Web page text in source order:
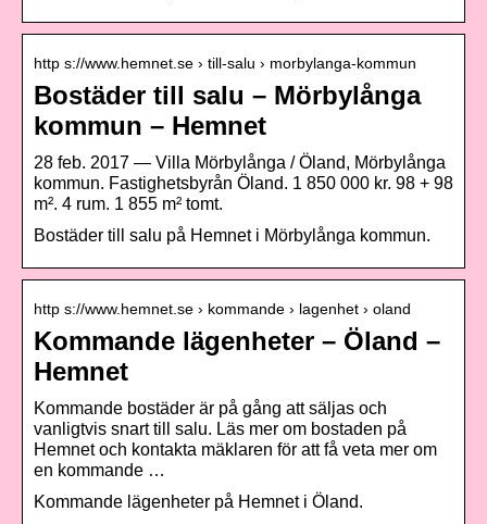
http s://www.hemnet.se › till-salu › morbylanga-kommun
Bostäder till salu – Mörbylånga
kommun – Hemnet
28 feb. 2017 — Villa Mörbylånga / Öland, Mörbylånga
kommun. Fastighetsbyrån Öland. 1 850 000 kr. 98 + 98
m². 4 rum. 1 855 m² tomt.
Bostäder till salu på Hemnet i Mörbylånga kommun.
http s://www.hemnet.se › kommande › lagenhet › oland
Kommande lägenheter – Öland –
Hemnet
Kommande bostäder är på gång att säljas och
vanligtvis snart till salu. Läs mer om bostaden på
Hemnet och kontakta mäklaren för att få veta mer om
en kommande …
Kommande lägenheter på Hemnet i Öland.